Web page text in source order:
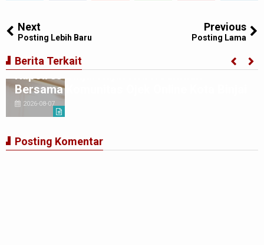
Next
Posting Lebih Baru
Previous
Posting Lama
Berita Terkait
Kapolres Binjai Rajut Kebersamaan
Bersama Komunitas Ojek Online Kota Binjai
2026-08-07
Posting Komentar